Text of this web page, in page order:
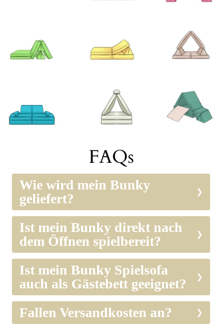
FAQs
Wie wird mein Bunky
geliefert?
Ist mein Bunky direkt nach
dem Öffnen spielbereit?
Ist mein Bunky Spielsofa
auch als Gästebett geeignet?
Fallen Versandkosten an?